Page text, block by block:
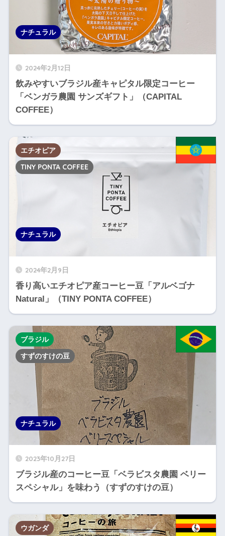
2024年2月12日
飲みやすいブラジル産キャピタル限定コーヒー
「ベンガラ農園 サンズギフト」（CAPITAL
COFFEE）
ナチュラル
2024年2月9日
香り高いエチオピア産コーヒー豆「アルベゴナ
Natural」（TINY PONTA COFFEE）
エチオピア
ナチュラル
TINY PONTA COFFEE
2023年10月27日
ブラジル産のコーヒー豆「ベラビスタ農園 ベリー
スペシャル」を味わう（すずのすけの豆）
ブラジル
ナチュラル
すずのすけの豆
ウガンダ